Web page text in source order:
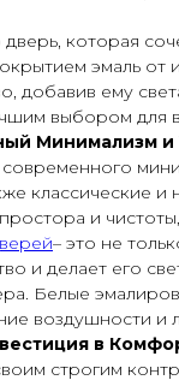
которая
эмаль
добавив ему
выбором для
Минимализм и
классические
и
– это не
и делает его
Белые
воздушности
в
строгим